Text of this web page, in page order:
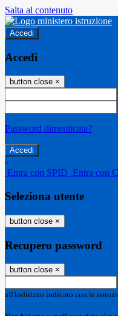
Salta al contenuto
Accedi
Accedi
button close ×
Password dimenticata?
-
Entra con SPID Entra con
Seleziona utente
button close ×
Recupero password
button close ×
all'indirizzo indicato con le